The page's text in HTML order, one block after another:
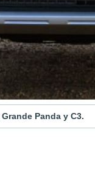
Panda y C3.